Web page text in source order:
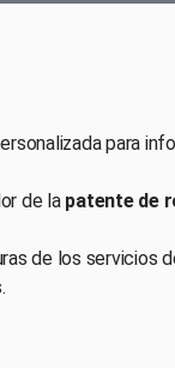
para
de la patente de
de los servicios